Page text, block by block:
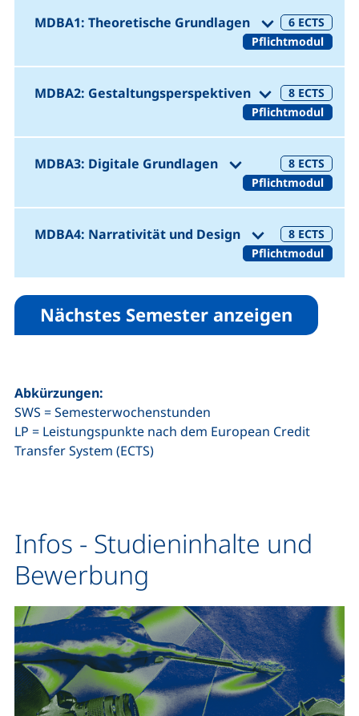
MDBA1: Theoretische Grundlagen (1.6 ECTS
Pflichtmodul
MDBA2: Gestaltungsperspektiven (1.8 ECTS
Pflichtmodul
MDBA3: Digitale Grundlagen (1. Semester 24
8 ECTS
Pflichtmodul
MDBA4: Narrativität und Design (1. Semester
8 ECTS
Pflichtmodul
Nächstes Semester anzeigen
Abkürzungen:
SWS = Semesterwochenstunden
LP = Leistungspunkte nach dem European Credit
Transfer System (ECTS)
Infos - Studieninhalte und
Bewerbung